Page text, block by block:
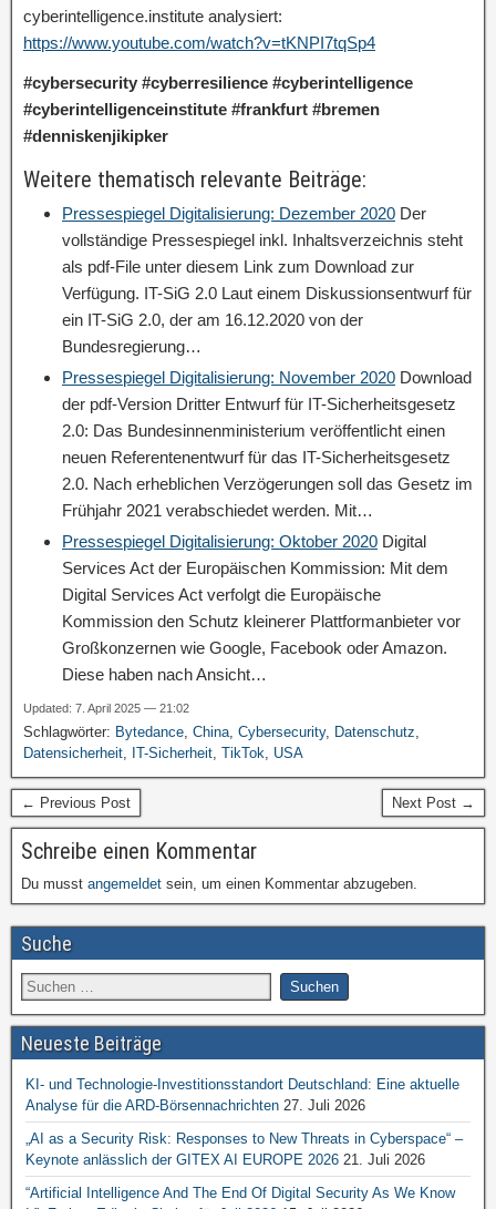
cyberintelligence.institute analysiert:
https://www.youtube.com/watch?v=tKNPI7tqSp4
#cybersecurity #cyberresilience #cyberintelligence
#cyberintelligenceinstitute #frankfurt #bremen
#denniskenjikipker
Weitere thematisch relevante Beiträge:
Pressespiegel Digitalisierung: Dezember 2020 Der
vollständige Pressespiegel inkl. Inhaltsverzeichnis steht
als pdf-File unter diesem Link zum Download zur
Verfügung. IT-SiG 2.0 Laut einem Diskussionsentwurf für
ein IT-SiG 2.0, der am 16.12.2020 von der
Bundesregierung…
Pressespiegel Digitalisierung: November 2020 Download
der pdf-Version Dritter Entwurf für IT-Sicherheitsgesetz
2.0: Das Bundesinnenministerium veröffentlicht einen
neuen Referentenentwurf für das IT-Sicherheitsgesetz
2.0. Nach erheblichen Verzögerungen soll das Gesetz im
Frühjahr 2021 verabschiedet werden. Mit…
Pressespiegel Digitalisierung: Oktober 2020 Digital
Services Act der Europäischen Kommission: Mit dem
Digital Services Act verfolgt die Europäische
Kommission den Schutz kleinerer Plattformanbieter vor
Großkonzernen wie Google, Facebook oder Amazon.
Diese haben nach Ansicht…
Updated: 7. April 2025 — 21:02
Schlagwörter: Bytedance, China, Cybersecurity, Datenschutz,
Datensicherheit, IT-Sicherheit, TikTok, USA
← Previous Post Next Post →
Schreibe einen Kommentar
Du musst angemeldet sein, um einen Kommentar abzugeben.
Suche
Neueste Beiträge
KI- und Technologie-Investitionsstandort Deutschland: Eine aktuelle
Analyse für die ARD-Börsennachrichten 27. Juli 2026
„AI as a Security Risk: Responses to New Threats in Cyberspace“ –
Keynote anlässlich der GITEX AI EUROPE 2026 21. Juli 2026
“Artificial Intelligence And The End Of Digital Security As We Know